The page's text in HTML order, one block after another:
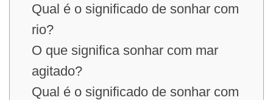
Qual é o significado de sonhar com
rio?
O que significa sonhar com mar
agitado?
Qual é o significado de sonhar com